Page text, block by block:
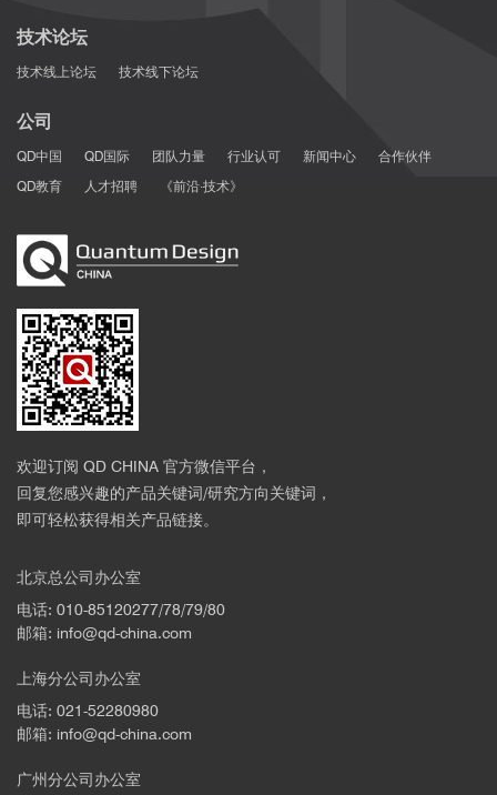
技术论坛
技术线上论坛 技术线下论坛
公司
QD中国 QD国际 团队力量 行业认可 新闻中心
合作伙伴
QD教育
人才招聘 《前沿·技术》
欢迎订阅 QD CHINA 官方微信平台，
回复您感兴趣的产品关键词/研究方向关键词，
即可轻松获得相关产品链接。
北京总公司办公室
电话: 010-85120277/78/79/80
邮箱: info@qd-china.com
上海分公司办公室
电话: 021-52280980
邮箱: info@qd-china.com
广州分公司办公室